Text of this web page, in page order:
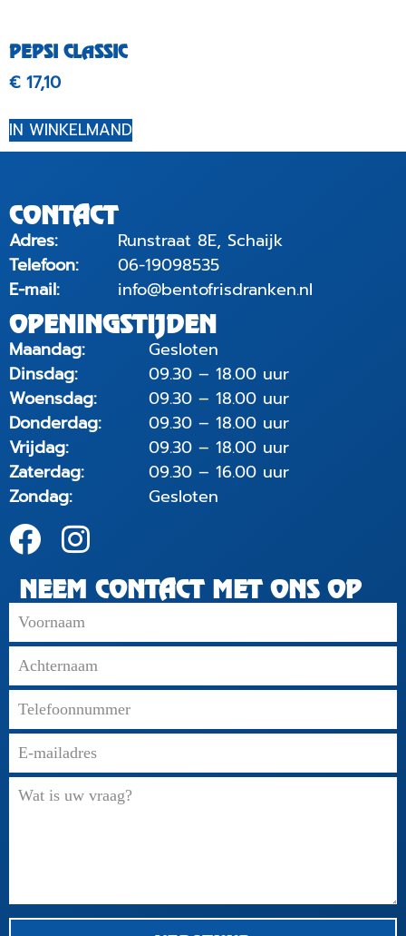
PEPSI CLASSIC
€17,10
IN WINKELMAND
CONTACT
Adres:
Telefoon:
E-mail:
Runstraat 8E, Schaijk
06-19098535
info@bentofrisdranken.nl
OPENINGSTIJDEN
Maandag:
Dinsdag:
Woensdag:
Donderdag:
Vrijdag:
Zaterdag:
Zondag:
Gesloten
09.30 – 18.00 uur
09.30 – 18.00 uur
09.30 – 18.00 uur
09.30 – 18.00 uur
09.30 – 16.00 uur
Gesloten
NEEM CONTACT MET ONS OP